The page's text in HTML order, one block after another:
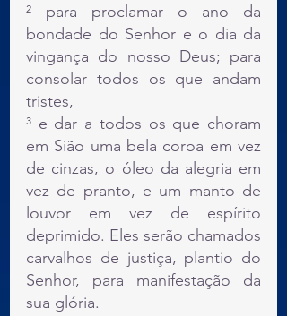
² para proclamar o ano da
bondade do Senhor e o dia da
vingança do nosso Deus; para
consolar todos os que andam
tristes,
³ e dar a todos os que choram
em Sião uma bela coroa em vez
de cinzas, o óleo da alegria em
vez de pranto, e um manto de
louvor em vez de espírito
deprimido. Eles serão chamados
carvalhos de justiça, plantio do
Senhor, para manifestação da
sua glória.